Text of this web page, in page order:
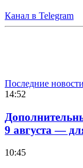
Канал в Telegram
Последние
14:52
9 августа —
10:45